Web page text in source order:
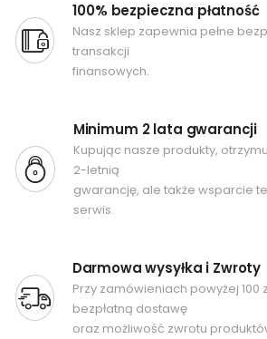
100% bezpieczna płatność
Nasz sklep zapewnia pełne
transakcji
finansowych.
Minimum 2 lata gwarancji
Kupując nasze produkty,
2-letnią
gwarancję, ale także wsparcie
serwis.
Darmowa wysyłka i Zwroty
Przy zamówieniach powyżej 100
bezpłatną dostawę
oraz możliwość zwrotu